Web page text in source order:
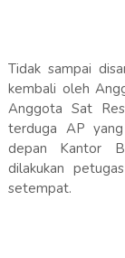
Tidak sampai
kembali oleh
Anggota Sat
terduga AP
depan Kantor
dilakukan
setempat.